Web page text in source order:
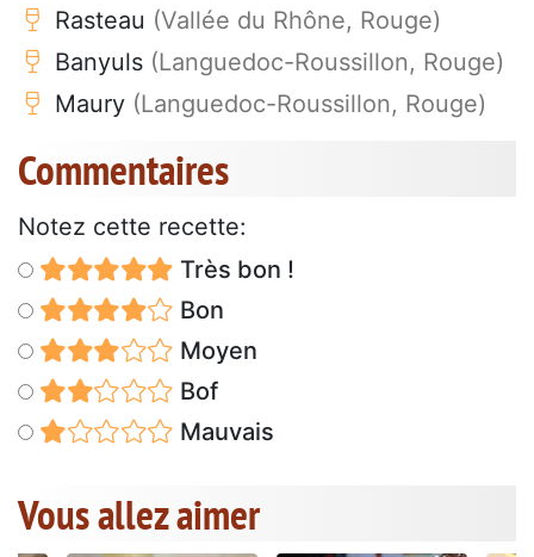
Rasteau (Vallée du Rhône, Rouge)
Banyuls (Languedoc-Roussillon, Rouge)
Maury (Languedoc-Roussillon, Rouge)
Commentaires
Notez cette recette:
Très bon !
Bon
Moyen
Bof
Mauvais
Vous allez aimer